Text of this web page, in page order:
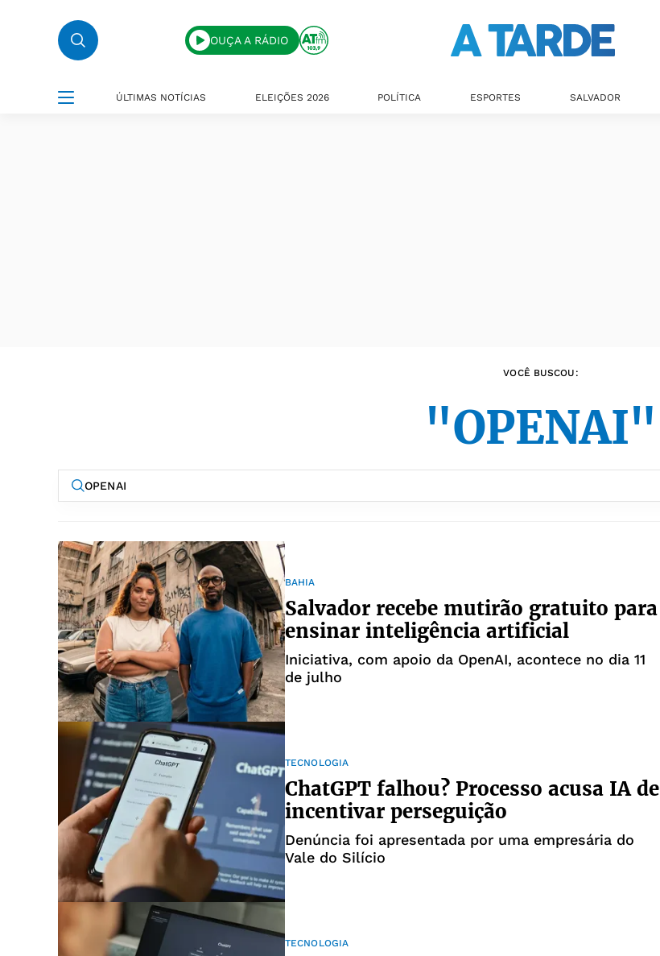
OUÇA A RÁDIO
ÚLTIMAS NOTÍCIAS ELEIÇÕES 2026 POLÍTICA ESPORTES SALVADOR
VOCÊ BUSCOU:
"OPENAI"
BAHIA
Salvador recebe mutirão gratuito para
ensinar inteligência artificial
Iniciativa, com apoio da OpenAI, acontece no dia 11
de julho
TECNOLOGIA
ChatGPT falhou? Processo acusa IA de
incentivar perseguição
Denúncia foi apresentada por uma empresária do
Vale do Silício
TECNOLOGIA